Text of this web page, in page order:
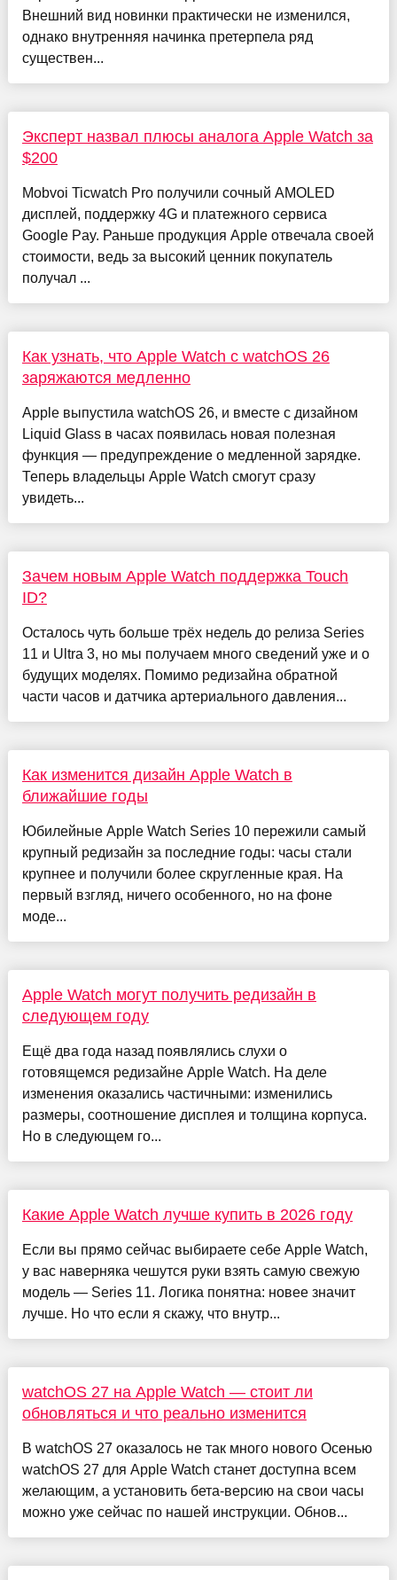
Внешний вид новинки практически не изменился,
однако внутренняя начинка претерпела ряд
существен...
Эксперт назвал плюсы аналога Apple Watch за
$200
Mobvoi Ticwatch Pro получили сочный AMOLED
дисплей, поддержку 4G и платежного сервиса
Google Pay. Раньше продукция Apple отвечала своей
стоимости, ведь за высокий ценник покупатель
получал ...
Как узнать, что Apple Watch с watchOS 26
заряжаются медленно
Apple выпустила watchOS 26, и вместе с дизайном
Liquid Glass в часах появилась новая полезная
функция — предупреждение о медленной зарядке.
Теперь владельцы Apple Watch смогут сразу
увидеть...
Зачем новым Apple Watch поддержка Touch
ID?
Осталось чуть больше трёх недель до релиза Series
11 и Ultra 3, но мы получаем много сведений уже и о
будущих моделях. Помимо редизайна обратной
части часов и датчика артериального давления...
Как изменится дизайн Apple Watch в
ближайшие годы
Юбилейные Apple Watch Series 10 пережили самый
крупный редизайн за последние годы: часы стали
крупнее и получили более скругленные края. На
первый взгляд, ничего особенного, но на фоне
моде...
Apple Watch могут получить редизайн в
следующем году
Ещё два года назад появлялись слухи о
готовящемся редизайне Apple Watch. На деле
изменения оказались частичными: изменились
размеры, соотношение дисплея и толщина корпуса.
Но в следующем го...
Какие Apple Watch лучше купить в 2026 году
Если вы прямо сейчас выбираете себе Apple Watch,
у вас наверняка чешутся руки взять самую свежую
модель — Series 11. Логика понятна: новее значит
лучше. Но что если я скажу, что внутр...
watchOS 27 на Apple Watch — стоит ли
обновляться и что реально изменится
В watchOS 27 оказалось не так много нового Осенью
watchOS 27 для Apple Watch станет доступна всем
желающим, а установить бета-версию на свои часы
можно уже сейчас по нашей инструкции. Обнов...